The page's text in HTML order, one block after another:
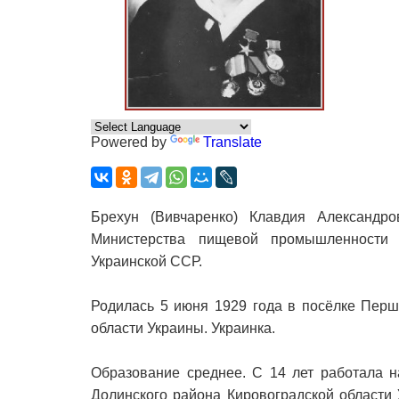
Powered by Translate
Брехун (Вивчаренко) Клавдия
Министерства пищевой
Украинской ССР.
Родилась 5 июня 1929 года в посёлке
области Украины. Украинка.
Образование среднее. С 14 лет работала
Долинского района Кировоградской